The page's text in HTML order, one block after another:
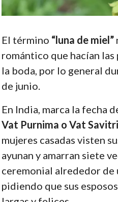
El término “luna de miel”
romántico que hacían las
la boda, por lo general
de junio.
En India, marca la fecha
Vat Purnima o Vat
mujeres casadas visten
ayunan y amarran siete
ceremonial alrededor de
pidiendo que sus